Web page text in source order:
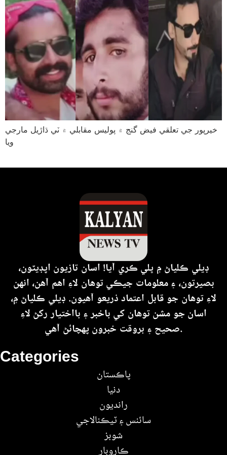
خيرپور جي تعلقي فيض گنج ۾ پوليس مقابلي ۾ ٽي ڌاڙيل مارجي
ويا
Categories
پاڪستان
دنيا
رانديون
سائنس ۽ ٽيڪنالاجي
شوبز
ڪاروبار
ڊيلي ڪلياڻ ۾ ڀلي ڪري آيا! اسان تازيون اپڊيٽون،
بصيرتون، ۽ معلومات جيڪي توهان لاءِ اهم آهن، انهن
لاءِ توهان جو قابل اعتماد ذريعو آهيون. ڊيلي ڪلياڻ ۾،
اسان جو مشن توهان کي باخبر ۽ بااختيار رکڻ لاءِ
صحيح ۽ بروقت خبرون پهچائڻ آهي.